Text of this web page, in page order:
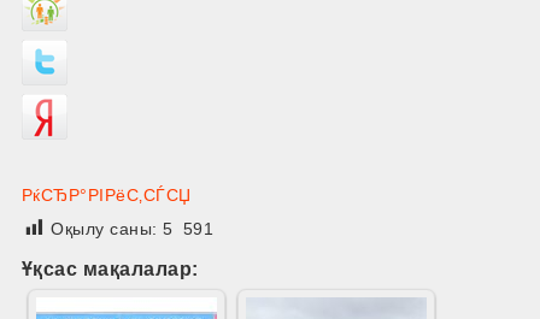
РќСЂР°РІРёС‚СЃСЏ
Оқылу саны:5 591
Ұқсас мақалалар: